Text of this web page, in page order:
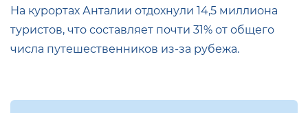
На курортах Анталии отдохнули 14,5 миллиона
туристов, что составляет почти 31% от общего
числа путешественников из-за рубежа.